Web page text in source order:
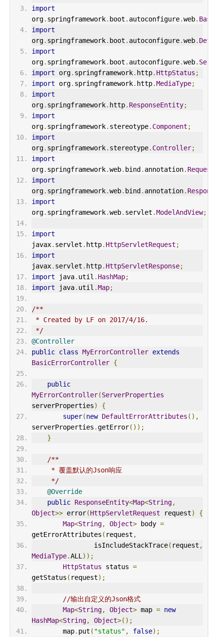
import
org. springframework. boot . autoconfigure.web.
import
org. springframework. boot . autoconfigure.web.
import
org. springframework. boot . autoconfigure.web.
import org. springframework. http. HttpStatus ;
import org. springframework. http.MediaType;
import
org. springframework. http. ResponseEntity;
import
org. springframework. stereotype. Component ;
import
org. springframework. stereotype. Controller;
import
org. springframework.web. bind . annotation.
import
org. springframework.web. bind . annotation.
import
org. springframework.web. servlet .ModelAndView;
import
javax. servlet . http. HttpServletRequest ;
import
javax. servlet . http. HttpServletResponse;
import java. util . HashMap;
import java. util .Map;
/**
* Created by LF on 2017/4/16.
*/
@Controller
public class MyErrorController extends
BasicErrorController {
public
MyErrorController(ServerProperties
serverProperties)
{
super(new DefaultErrorAttributes (),
serverProperties .getError());
}
/**
     * 覆盖默认的Json响应
     */
@Override
public ResponseEntity<Map<String,
Object>> error(HttpServletRequest request)
{
Map<String, Object> body =
getErrorAttributes ( request ,
                isIncludeStackTrace
( request ,
MediaType.ALL ));
HttpStatus status =
getStatus ( request);
//输出自定义的Json格式
Map<String, Object> map = new
HashMap<String, Object>();
        map
. put ( "status" , false);